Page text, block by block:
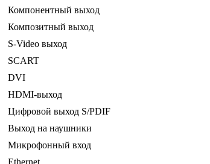
Компонентный выход
Композитный выход
S-Video выход
SCART
DVI
HDMI-выход
Цифровой выход S/PDIF
Выход на наушники
Микрофонный вход